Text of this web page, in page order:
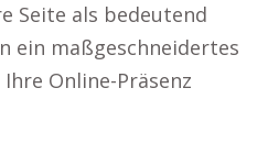
Seite als bedeutend
ein maßgeschneidertes
Online-Präsenz